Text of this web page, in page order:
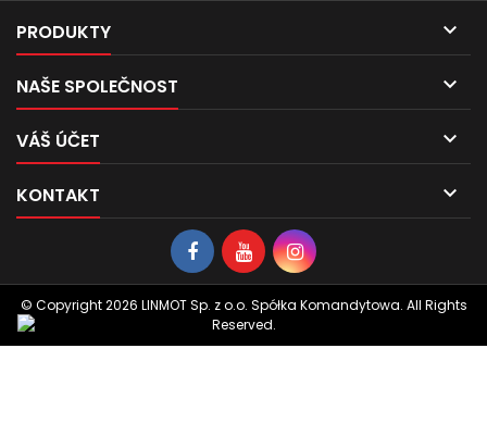
PRODUKTY 
NAŠE SPOLEČNOST 
VÁŠ ÚČET 
KONTAKT 
© Copyright 2026 LINMOT Sp. z o.o. Spółka Komandytowa. All Rights
Reserved.